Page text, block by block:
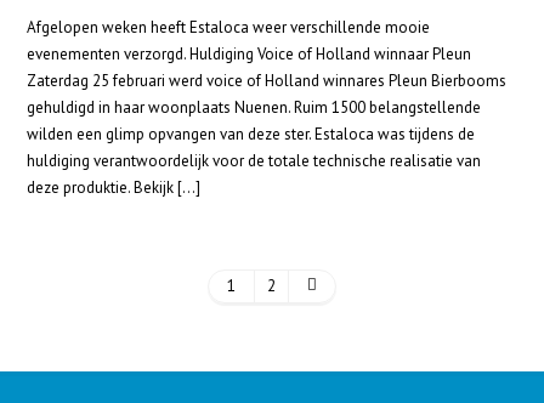
Afgelopen weken heeft Estaloca weer verschillende mooie
evenementen verzorgd. Huldiging Voice of Holland winnaar Pleun
Zaterdag 25 februari werd voice of Holland winnares Pleun Bierbooms
gehuldigd in haar woonplaats Nuenen. Ruim 1500 belangstellende
wilden een glimp opvangen van deze ster. Estaloca was tijdens de
huldiging verantwoordelijk voor de totale technische realisatie van
deze produktie. Bekijk […]
1 2